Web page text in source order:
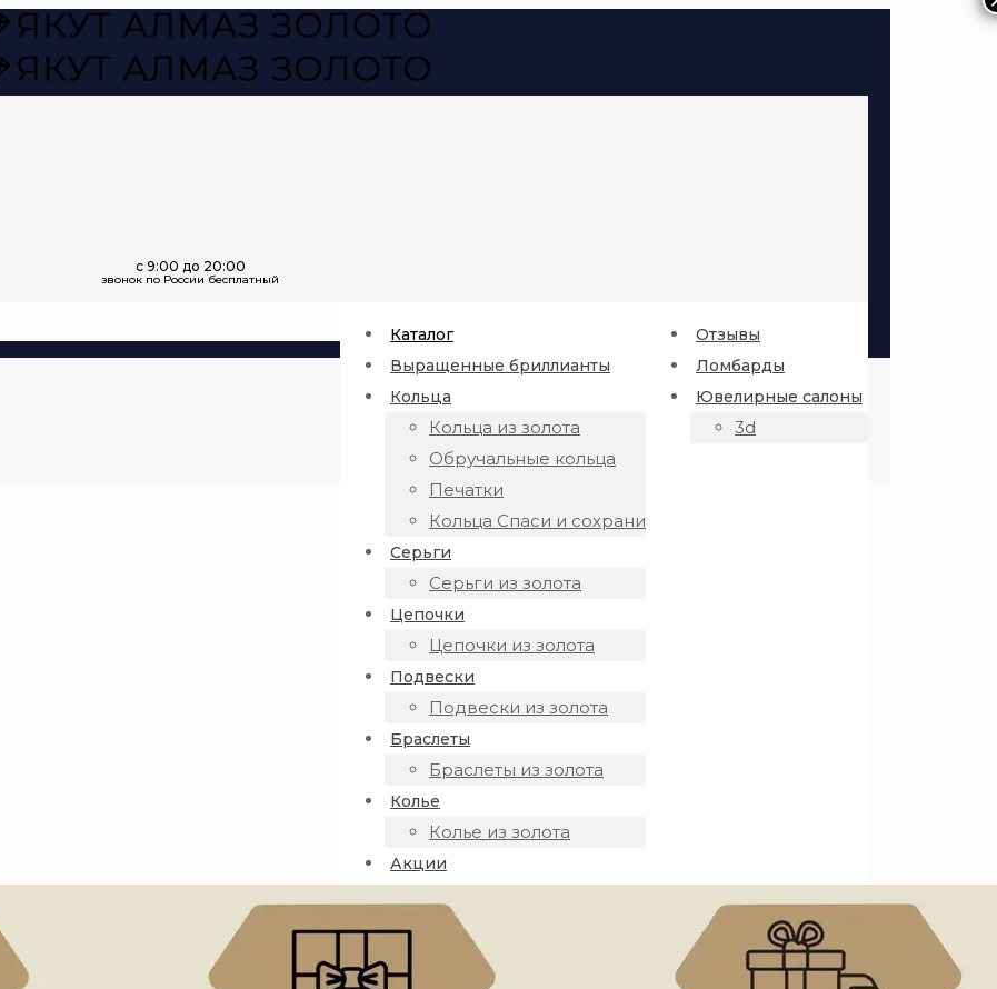
Каталог
Выращенные бриллианты
Кольца
Кольца из золота
Обручальные кольца
Печатки
Кольца Спаси и сохрани
Серьги
Серьги из золота
Цепочки
Цепочки из золота
Подвески
Подвески из золота
Браслеты
Браслеты из золота
Колье
Колье из золота
Акции
Отзывы
Ломбарды
Ювелирные салоны
3d